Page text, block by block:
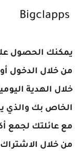
Bigclapps
يمكنك الحصول علي
من خلال الدخول
خلال الهدية
الخاص بك والذي
مع عائلتك لجمع
من خلال